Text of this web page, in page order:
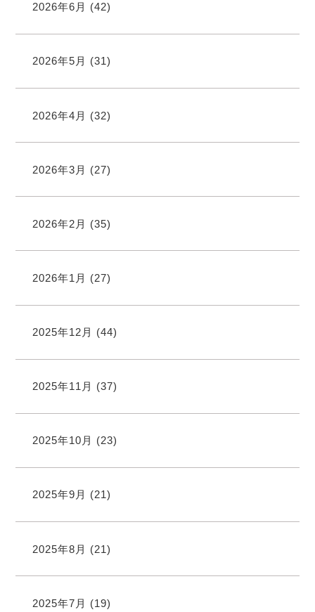
2026年6月 (42)
2026年5月 (31)
2026年4月 (32)
2026年3月 (27)
2026年2月 (35)
2026年1月 (27)
2025年12月 (44)
2025年11月 (37)
2025年10月 (23)
2025年9月 (21)
2025年8月 (21)
2025年7月 (19)